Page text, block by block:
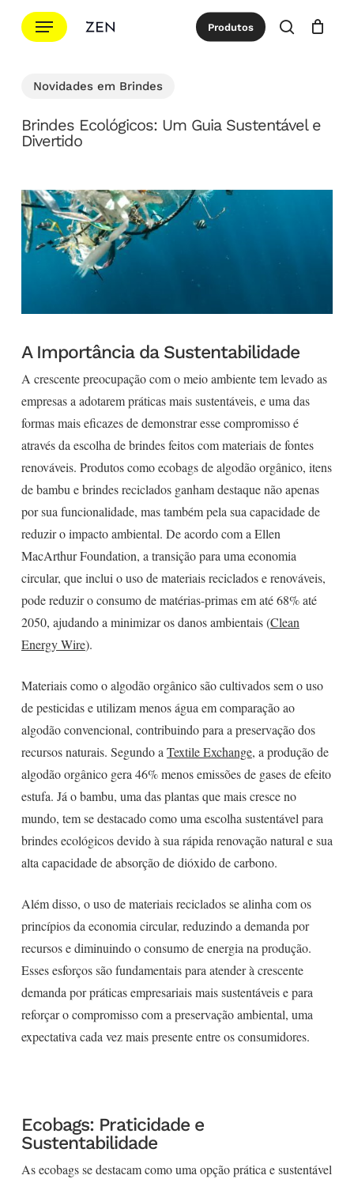
para
Menu Produtos
procurar
Cotação Close
Novidades em Brindes
Brindes Ecológicos: Um Guia Sustentável e
Divertido
A Importância da Sustentabilidade
A crescente preocupação com o meio ambiente tem levado as
empresas a adotarem práticas mais sustentáveis, e uma das
formas mais eficazes de demonstrar esse compromisso é
através da escolha de brindes feitos com materiais de fontes
renováveis. Produtos como ecobags de algodão orgânico, itens
de bambu e brindes reciclados ganham destaque não apenas
por sua funcionalidade, mas também pela sua capacidade de
reduzir o impacto ambiental. De acordo com a Ellen
MacArthur Foundation, a transição para uma economia
circular, que inclui o uso de materiais reciclados e renováveis,
pode reduzir o consumo de matérias-primas em até 68% até
2050, ajudando a minimizar os danos ambientais (Clean
Energy Wire).
Materiais como o algodão orgânico são cultivados sem o uso
de pesticidas e utilizam menos água em comparação ao
algodão convencional, contribuindo para a preservação dos
recursos naturais. Segundo aTextile Exchange, a produção de
algodão orgânico gera 46% menos emissões de gases de efeito
estufa. Já o bambu, uma das plantas que mais cresce no
mundo, tem se destacado como uma escolha sustentável para
brindes ecológicos devido à sua rápida renovação natural e sua
alta capacidade de absorção de dióxido de carbono.
Além disso, o uso de materiais reciclados se alinha com os
princípios da economia circular, reduzindo a demanda por
recursos e diminuindo o consumo de energia na produção.
Esses esforços são fundamentais para atender à crescente
demanda por práticas empresariais mais sustentáveis e para
reforçar o compromisso com a preservação ambiental, uma
expectativa cada vez mais presente entre os consumidores.
Ecobags: Praticidade e
Sustentabilidade
As ecobags se destacam como uma opção prática e sustentável